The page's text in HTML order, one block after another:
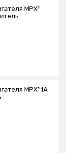
MPX³
MPX³ 1А